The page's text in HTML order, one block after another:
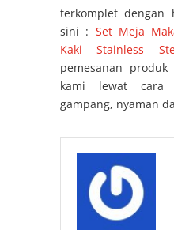
terkomplet
sini : Set Meja
Kaki Stainless
pemesanan
kami lewat cara
gampang, nyaman